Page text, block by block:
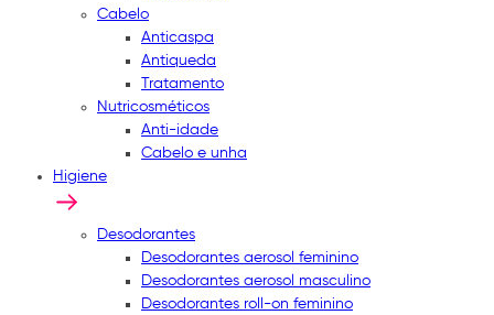
Cabelo
Anticaspa
Antiqueda
Tratamento
Nutricosméticos
Anti-idade
Cabelo e unha
Higiene
Desodorantes
Desodorantes aerosol feminino
Desodorantes aerosol masculino
Desodorantes roll-on feminino